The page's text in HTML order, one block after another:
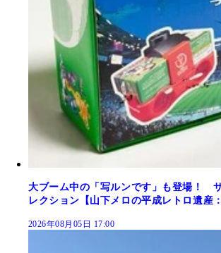
大ブーム中の「写ルンです」も登場！
レクション【山下メロの平成レトロ遺産：
2026年08月05日 17:00